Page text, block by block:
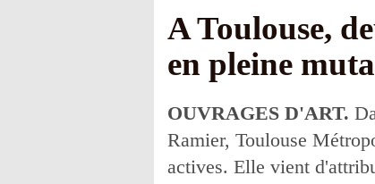
A Toulouse,
en pleine
OUVRAGES D'ART.
Ramier, Toulouse
actives. Elle vient